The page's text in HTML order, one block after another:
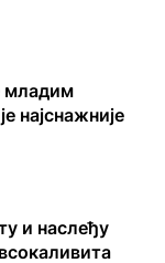
младим
најснажније
и наслеђу